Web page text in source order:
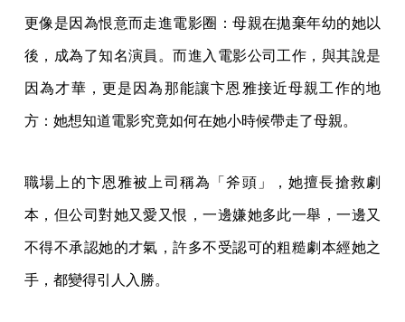
更像是因為恨意而走進電影圈：母親在拋棄年幼的她以
後，成為了知名演員。而進入電影公司工作，與其說是
因為才華，更是因為那能讓卞恩雅接近母親工作的地
方：她想知道電影究竟如何在她小時候帶走了母親。
職場上的卞恩雅被上司稱為「斧頭」，她擅長搶救劇
本，但公司對她又愛又恨，一邊嫌她多此一舉，一邊又
不得不承認她的才氣，許多不受認可的粗糙劇本經她之
手，都變得引人入勝。